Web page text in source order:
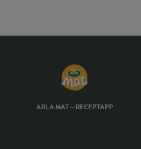
ARLA MAT – RECEPTAPP